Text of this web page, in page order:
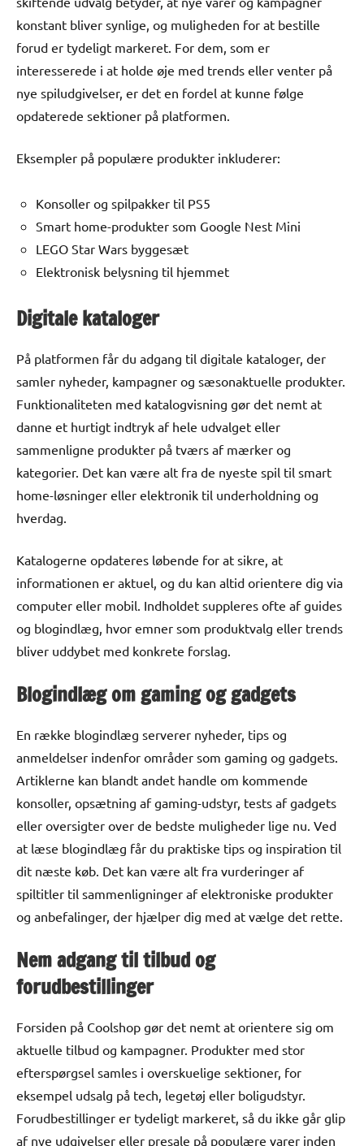
konstant bliver synlige, og muligheden for at bestille
forud er tydeligt markeret. For dem, som er
interesserede i at holde øje med trends eller venter på
nye spiludgivelser, er det en fordel at kunne følge
opdaterede sektioner på platformen.
Eksempler på populære produkter inkluderer:
Konsoller og spilpakker til PS5
Smart home-produkter som Google Nest Mini
LEGO Star Wars byggesæt
Elektronisk belysning til hjemmet
Digitale kataloger
På platformen får du adgang til digitale kataloger, der
samler nyheder, kampagner og sæsonaktuelle produkter.
Funktionaliteten med katalogvisning gør det nemt at
danne et hurtigt indtryk af hele udvalget eller
sammenligne produkter på tværs af mærker og
kategorier. Det kan være alt fra de nyeste spil til smart
home-løsninger eller elektronik til underholdning og
hverdag.
Katalogerne opdateres løbende for at sikre, at
informationen er aktuel, og du kan altid orientere dig via
computer eller mobil. Indholdet suppleres ofte af guides
og blogindlæg, hvor emner som produktvalg eller trends
bliver uddybet med konkrete forslag.
Blogindlæg om gaming og gadgets
En række blogindlæg serverer nyheder, tips og
anmeldelser indenfor områder som gaming og gadgets.
Artiklerne kan blandt andet handle om kommende
konsoller, opsætning af gaming-udstyr, tests af gadgets
eller oversigter over de bedste muligheder lige nu. Ved
at læse blogindlæg får du praktiske tips og inspiration til
dit næste køb. Det kan være alt fra vurderinger af
spiltitler til sammenligninger af elektroniske produkter
og anbefalinger, der hjælper dig med at vælge det rette.
Nem adgang til tilbud og
forudbestillinger
Forsiden på Coolshop gør det nemt at orientere sig om
aktuelle tilbud og kampagner. Produkter med stor
efterspørgsel samles i overskuelige sektioner, for
eksempel udsalg på tech, legetøj eller boligudstyr.
Forudbestillinger er tydeligt markeret, så du ikke går glip
af nye udgivelser eller presale på populære varer inden